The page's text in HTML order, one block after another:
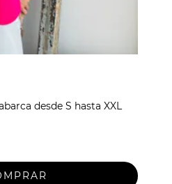
desde S hasta XXL